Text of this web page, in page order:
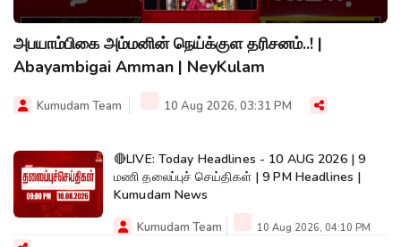
அபயாம்பிகை அம்மனின் நெய்க்குள தரிசனம்..! |
Abayambigai Amman | NeyKulam
Kumudam Team 10 Aug 2026, 03:31 PM
🔴LIVE: Today Headlines - 10 AUG 2026 | 9
மணி தலைப்புச் செய்திகள் | 9 PM Headlines |
Kumudam News
Kumudam Team 10 Aug 2026, 04:10 PM